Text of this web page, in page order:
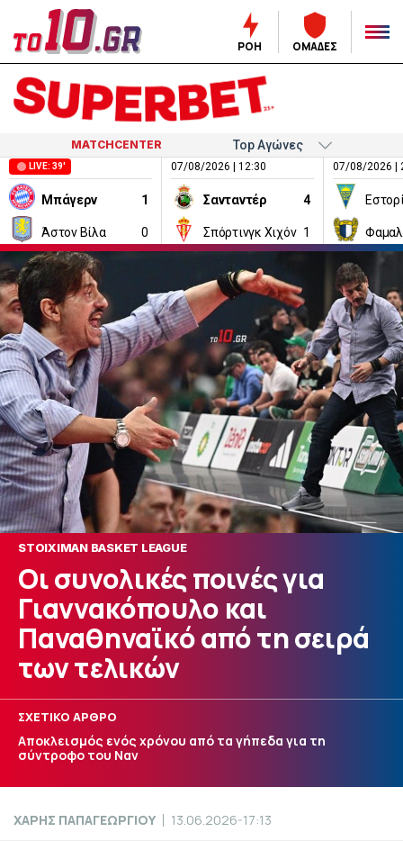
ΡΟΗ ΟΜΑΔΕΣ
MATCHCENTER
07/08/2026 | 12:30
Σανταντέρ 4
Σπόρτινγκ Χιχόν 1
LIVE: 39'
Μπάγερν 1
Άστον Βίλα 0
07/08/2026 |
STOIXIMAN BASKET LEAGUE
Οι συνολικές ποινές για
Γιαννακόπουλο και
Παναθηναϊκό από τη σειρά
των τελικών
ΣΧΕΤΙΚΟ ΑΡΘΡΟ
Αποκλεισμός ενός χρόνου από τα γήπεδα για τη
σύντροφο του Ναν
ΧΑΡΗΣ ΠΑΠΑΓΕΩΡΓΙΟΥ 13.06.2026-17:13